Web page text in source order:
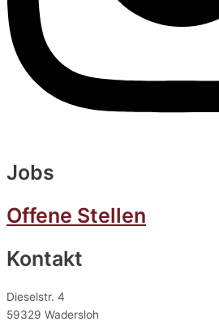
Jobs
Offene Stellen
Kontakt
Dieselstr. 4
59329 Wadersloh